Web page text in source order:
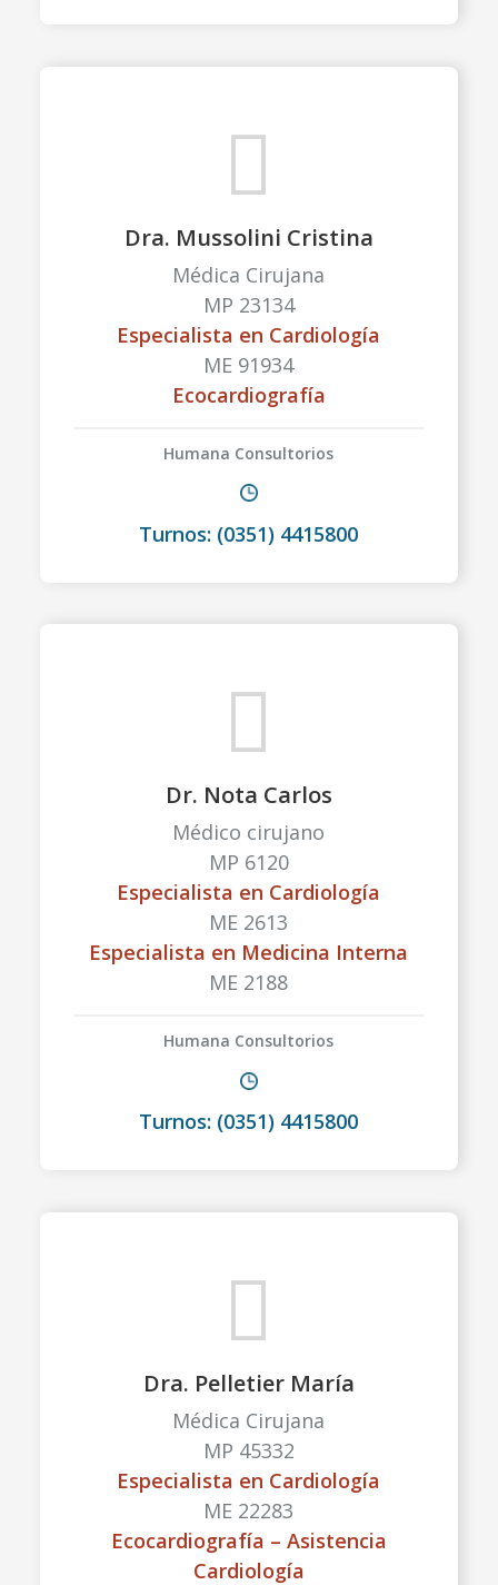
Dra. Mussolini Cristina
Médica Cirujana
MP 23134
Especialista en Cardiología
ME 91934
Ecocardiografía
Humana Consultorios
Turnos: (0351) 4415800
Dr. Nota Carlos
Médico cirujano
MP 6120
Especialista en Cardiología
ME 2613
Especialista en Medicina Interna
ME 2188
Humana Consultorios
Turnos: (0351) 4415800
Dra. Pelletier María
Médica Cirujana
MP 45332
Especialista en Cardiología
ME 22283
Ecocardiografía – Asistencia
Cardiología